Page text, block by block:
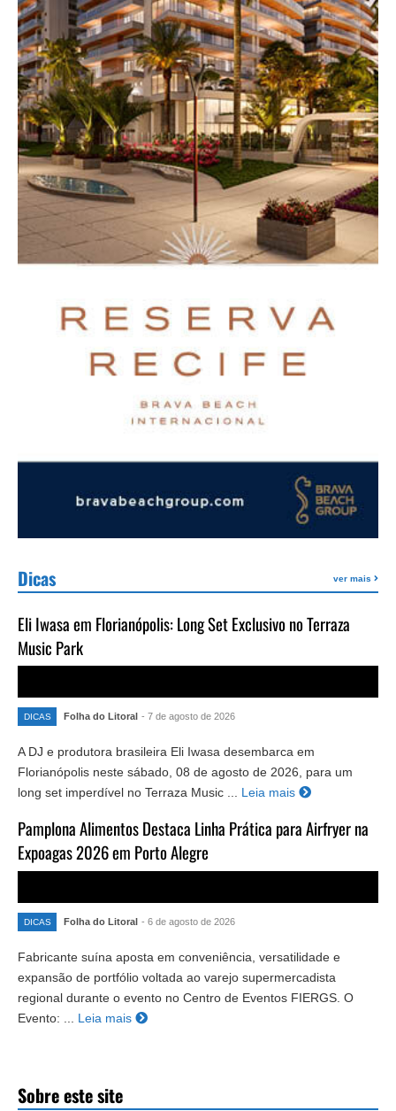
Dicas ver mais
Eli Iwasa em Florianópolis: Long Set Exclusivo no Terraza
Music Park
DICAS Folha do Litoral - 7 de agosto de 2026
A DJ e produtora brasileira Eli Iwasa desembarca em
Florianópolis neste sábado, 08 de agosto de 2026, para um
long set imperdível no Terraza Music ... Leia mais
Pamplona Alimentos Destaca Linha Prática para Airfryer na
Expoagas 2026 em Porto Alegre
DICAS Folha do Litoral - 6 de agosto de 2026
Fabricante suína aposta em conveniência, versatilidade e
expansão de portfólio voltada ao varejo supermercadista
regional durante o evento no Centro de Eventos FIERGS. O
Evento: ...
Leia mais
Sobre este site